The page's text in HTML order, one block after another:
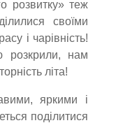
розвитку» теж
своїми
і чарівність!
розкрили, нам
літа!
яркими і
поділитися